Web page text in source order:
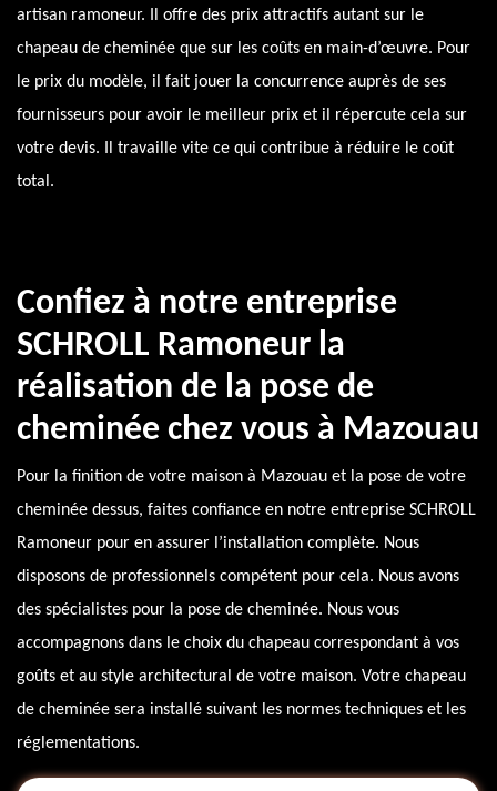
artisan ramoneur. Il offre des prix attractifs autant sur le
chapeau de cheminée que sur les coûts en main-d’œuvre. Pour
le prix du modèle, il fait jouer la concurrence auprès de ses
fournisseurs pour avoir le meilleur prix et il répercute cela sur
votre devis. Il travaille vite ce qui contribue à réduire le coût
total.
Confiez à notre entreprise
SCHROLL Ramoneur la
réalisation de la pose de
cheminée chez vous à Mazouau
Pour la finition de votre maison à Mazouau et la pose de votre
cheminée dessus, faites confiance en notre entreprise SCHROLL
Ramoneur pour en assurer l’installation complète. Nous
disposons de professionnels compétent pour cela. Nous avons
des spécialistes pour la pose de cheminée. Nous vous
accompagnons dans le choix du chapeau correspondant à vos
goûts et au style architectural de votre maison. Votre chapeau
de cheminée sera installé suivant les normes techniques et les
réglementations.